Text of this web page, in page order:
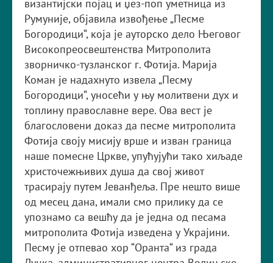
византијски појац и џез-поп уметница из
Румуније, објавила извођење „Песме
Богородици“, која је ауторско дело Његовог
Високопреосвештенства Митрополита
зворничко-тузланског г. Фотија. Марија
Коман је надахнуто извела „Песму
Богородици“, уносећи у њу молитвени дух и
топлину православне вере. Ова вест је
благословени доказ да песме митрополита
Фотија своју мисију врше и изван граница
наше помесне Цркве, упућујући тако хиљаде
христочежњивих душа да свој живот
трасирају путем Јеванђеља. Пре нешто више
од месец дана, имали смо прилику да се
упознамо са вешћу да је једна од песама
митрополита Фотија изведена у Украјини.
Песму је отпевао хор “Оранта“ из града